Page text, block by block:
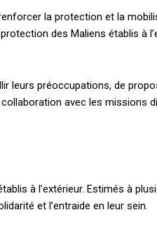
la protection et la
des Maliens établis à
leurs préoccupations, de
avec les missions
à l’extérieur. Estimés à
et l’entraide en leur sein.